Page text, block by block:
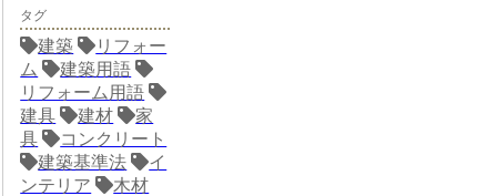
タグ
建築
リフォー
ム
建築用語
リフォーム用語
建具
建材
家
具
コンクリート
建築基準法
イ
ンテリア
木材